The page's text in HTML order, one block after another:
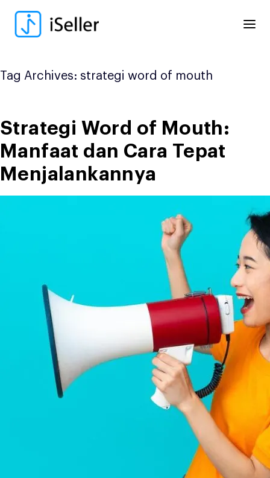
content
Tag Archives: strategi word of mouth
Strategi Word of Mouth:
Manfaat dan Cara Tepat
Menjalankannya